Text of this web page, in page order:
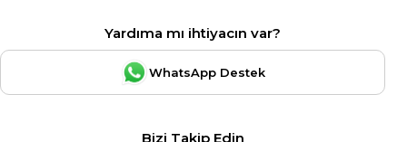
Yardıma mı ihtiyacın var?
WhatsApp Destek
Bizi Takip Edin